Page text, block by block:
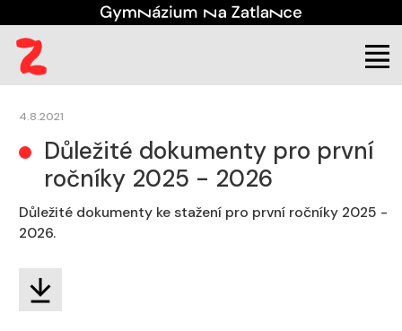
4.8.2021
Důležité dokumenty pro první
ročníky 2025 - 2026
Důležité dokumenty ke stažení pro první ročníky 2025 -
2026.